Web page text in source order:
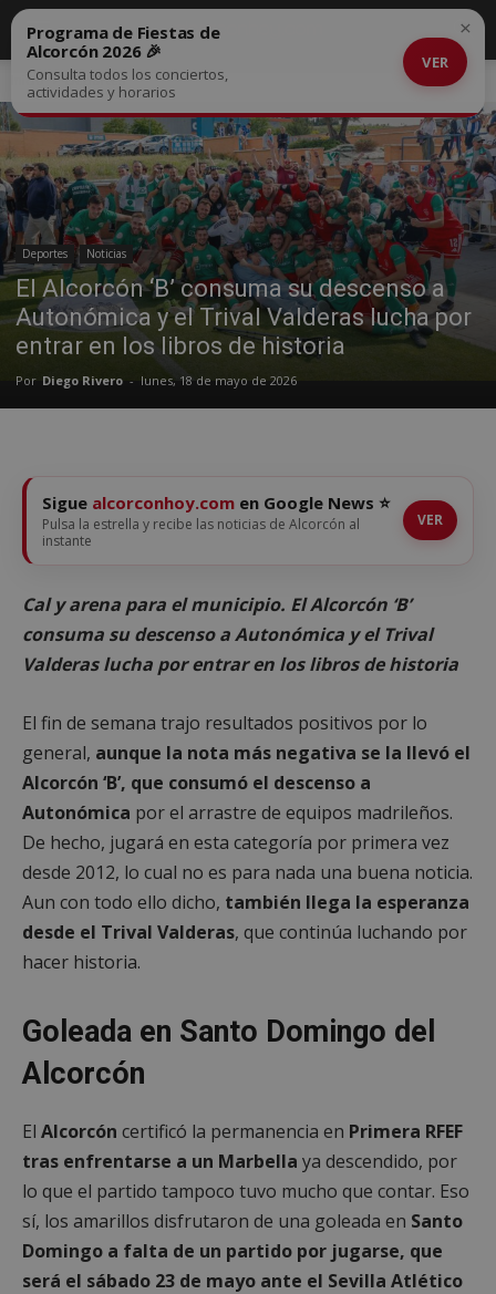
Inicio Deportes
Deportes Noticias
El Alcorcón ‘B’ consuma su descenso a
Autonómica y el Trival Valderas lucha por
entrar en los libros de historia
Por Diego Rivero - lunes, 18 de mayo de 2026
Programa de Fiestas de
Alcorcón 2026 🎉
Consulta todos los conciertos,
actividades y horarios
VER
×
Sigue alcorconhoy.com en Google News ⭐
Pulsa la estrella y recibe las noticias de Alcorcón al
instante
VER
Cal y arena para el municipio. El Alcorcón ‘B’
consuma su descenso a Autonómica y el Trival
Valderas lucha por entrar en los libros de historia
El fin de semana trajo resultados positivos por lo
general, aunque la nota más negativa se la llevó el
Alcorcón ‘B’, que consumó el descenso a
Autonómica por el arrastre de equipos madrileños.
De hecho, jugará en esta categoría por primera vez
desde 2012, lo cual no es para nada una buena noticia.
Aun con todo ello dicho, también llega la esperanza
desde el Trival Valderas, que continúa luchando por
hacer historia.
Goleada en Santo Domingo del
Alcorcón
El Alcorcón certificó la permanencia en Primera RFEF
tras enfrentarse a un Marbella ya descendido, por
lo que el partido tampoco tuvo mucho que contar. Eso
sí, los amarillos disfrutaron de una goleada en Santo
Domingo a falta de un partido por jugarse, que
será el sábado 23 de mayo ante el Sevilla Atlético